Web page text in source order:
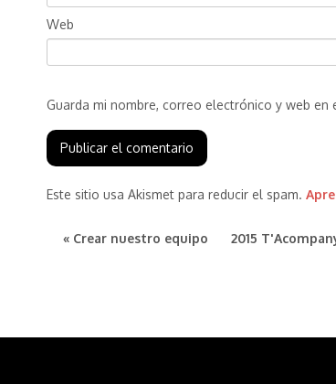
Web
Guarda mi nombre, correo electrónico y web
Este sitio usa Akismet para reducir el spam.
« Crear nuestro equipo 2015